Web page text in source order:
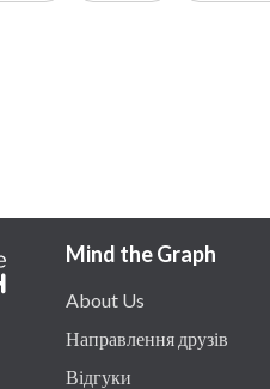
Mind the Graph
About Us
Направлення друзів
Відгуки